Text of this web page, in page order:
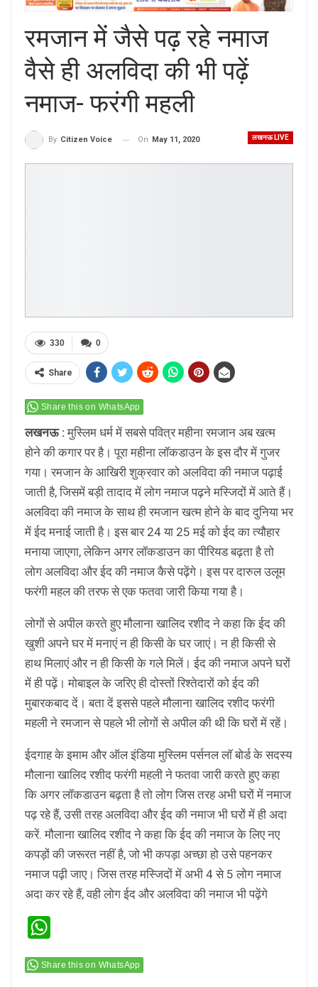
रमजान में जैसे पढ़ रहे नमाज
वैसे ही अलविदा की भी पढ़ें
नमाज- फरंगी महली
लखनऊ LIVE
By Citizen Voice On May 11, 2020
0
330
Share
Share this on WhatsApp
लखनऊ :मुस्लिम धर्म में सबसे पवित्र महीना रमजान अब खत्म
होने की कगार पर है। पूरा महीना लॉकडाउन के इस दौर में गुजर
गया। रमजान के आखिरी शुक्रवार को अलविदा की नमाज पढ़ाई
जाती है, जिसमें बड़ी तादाद में लोग नमाज पढ़ने मस्जिदों में आते हैं।
अलविदा की नमाज के साथ ही रमजान खत्म होने के बाद दुनिया भर
में ईद मनाई जाती है। इस बार 24 या 25 मई को ईद का त्यौहार
मनाया जाएगा, लेकिन अगर लॉकडाउन का पीरियड बढ़ता है तो
लोग अलविदा और ईद की नमाज कैसे पढ़ेंगे। इस पर दारुल उलूम
फरंगी महल की तरफ से एक फतवा जारी किया गया है।
लोगों से अपील करते हुए मौलाना खालिद रशीद ने कहा कि ईद की
खुशी अपने घर में मनाएं न ही किसी के घर जाएं। न ही किसी से
हाथ मिलाएं और न ही किसी के गले मिलें। ईद की नमाज अपने घरों
में ही पढ़ें। मोबाइल के जरिए ही दोस्तों रिश्तेदारों को ईद की
मुबारकबाद दें। बता दें इससे पहले मौलाना खालिद रशीद फरंगी
महली ने रमजान से पहले भी लोगों से अपील की थी कि घरों में रहें।
ईदगाह के इमाम और ऑल इंडिया मुस्लिम पर्सनल लॉ बोर्ड के सदस्य
मौलाना खालिद रशीद फरंगी महली ने फतवा जारी करते हुए कहा
कि अगर लॉकडाउन बढ़ता है तो लोग जिस तरह अभी घरों में नमाज
पढ़ रहे हैं, उसी तरह अलविदा और ईद की नमाज भी घरों में ही अदा
करें. मौलाना खालिद रशीद ने कहा कि ईद की नमाज के लिए नए
कपड़ों की जरूरत नहीं है, जो भी कपड़ा अच्छा हो उसे पहनकर
नमाज पढ़ी जाए। जिस तरह मस्जिदों में अभी 4 से 5 लोग नमाज
अदा कर रहे हैं, वही लोग ईद और अलविदा की नमाज भी पढ़ेंगे
Share this on WhatsApp